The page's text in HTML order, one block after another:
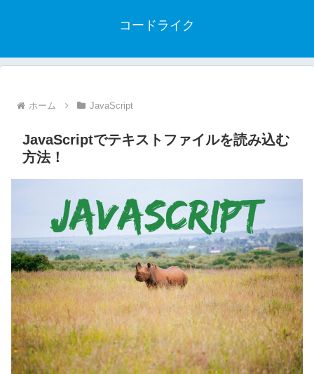
コードライク
ホーム JavaScript
JavaScriptでテキストファイルを読み込む
方法！